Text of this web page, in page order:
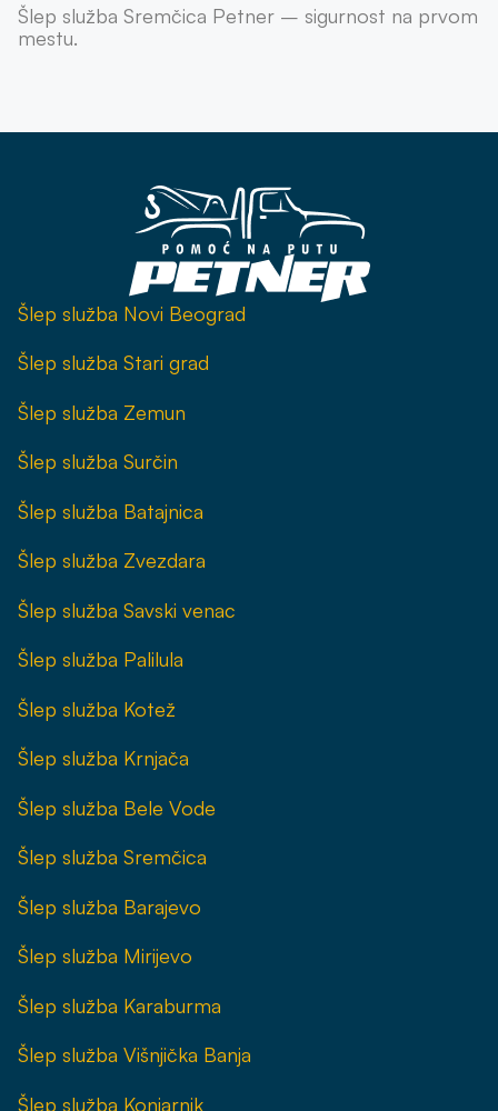
Šlep služba Sremčica Petner – sigurnost na prvom
mestu.
Šlep služba Novi Beograd
Šlep služba Stari grad
Šlep služba Zemun
Šlep služba Surčin
Šlep služba Batajnica
Šlep služba Zvezdara
Šlep služba Savski venac
Šlep služba Palilula
Šlep služba Kotež
Šlep služba Krnjača
Šlep služba Bele Vode
Šlep služba Sremčica
Šlep služba Barajevo
Šlep služba Mirijevo
Šlep služba Karaburma
Šlep služba Višnjička Banja
Šlep služba Konjarnik